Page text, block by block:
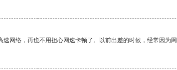
网络，再也不用担心网速卡顿了。以前出差的时候，经常因为